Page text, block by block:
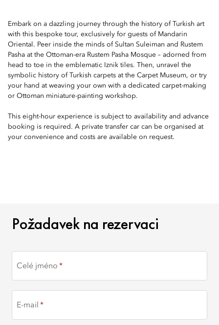
Embark on a dazzling journey through the history of Turkish art
with this bespoke tour, exclusively for guests of Mandarin
Oriental. Peer inside the minds of Sultan Suleiman and Rustem
Pasha at the Ottoman-era Rustem Pasha Mosque – adorned from
head to toe in the emblematic Iznik tiles. Then, unravel the
symbolic history of Turkish carpets at the Carpet Museum, or try
your hand at weaving your own with a dedicated carpet-making
or Ottoman miniature-painting workshop.
This eight-hour experience is subject to availability and advance
booking is required. A private transfer car can be organised at
your convenience and costs are available on request.
POŽADAVEK NA
Požadavek na rezervaci
Celé jméno
E-mail